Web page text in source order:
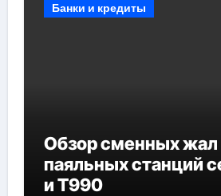
Банки и кредиты
Обзор сменных жал
паяльных станций
и T990